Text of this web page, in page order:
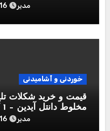
مدیر
خوردنی و آشامیدنی
قیمت و خرید شکلات
مخلوط دانتل آیدین – 1 کیلوگرم
مدیر